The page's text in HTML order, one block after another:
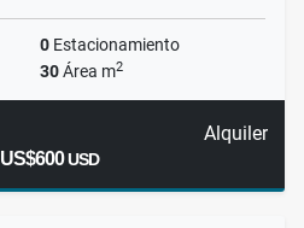
0 Estacionamiento
30Área m2
Alquiler
US$600USD